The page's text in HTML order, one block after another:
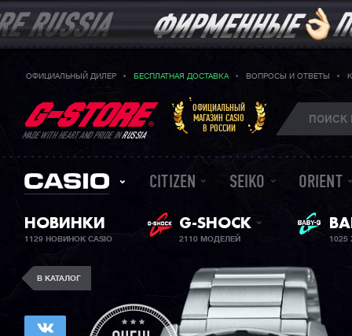
ОФИЦИАЛЬНЫЙ ДИЛЕР БЕСПЛАТНАЯ ДОСТАВКА ВОПРОСЫ И ОТВЕТЫ
MADE WITH HEART AND PRIDE INRUSSIA
ОФИЦИАЛЬНЫЙ
МАГАЗИН CASIO
В РОССИИ
CITIZEN SEIKO ORIENT
НОВИНКИ
1129 НОВИНОК CASIO
G-SHOCK
2110 МОДЕЛЕЙ
В КАТАЛОГ